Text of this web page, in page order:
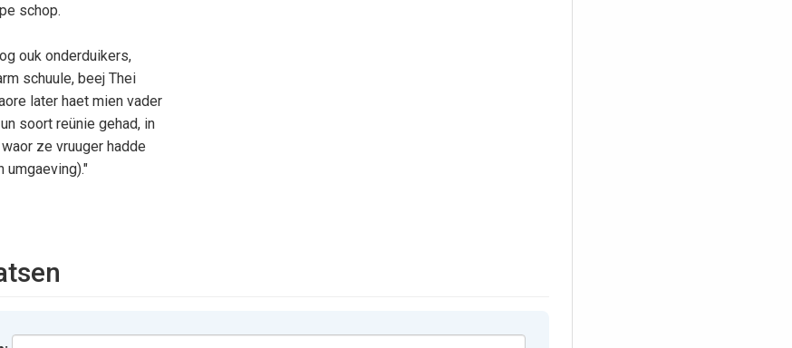
schop.
ouk onderduikers,
schuule, beej Thei
later haet mien vader
soort reünie gehad, in
ze vruuger hadde
umgaeving)."